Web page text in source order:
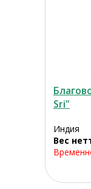
Sri"
Индия
Вес